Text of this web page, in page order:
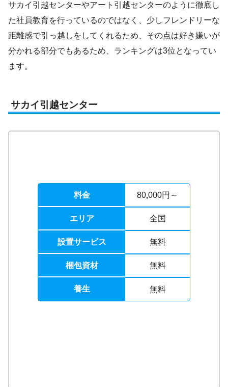
サカイ引越センターやアート引越センターのように徹底し
た社員教育を行っているのではなく、少しフレンドリーな
距離感で引っ越しをしてくれるため、その点は好き嫌いが
分かれる部分でもあるため、ランキングは3位となってい
ます。
サカイ引越センター
料金 80,000円～
エリア 全国
設置サービス 無料
梱包資材 無料
養生 無料